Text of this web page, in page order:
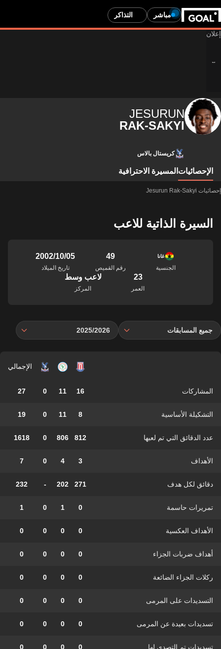
مباشر التذاكر
JESURUN
RAK-SAKYI
كريستال بالاس
الإحصائيات المسيرة الاحترافية
إحصائيات Jesurun Rak-Sakyi
السيرة الذاتية للاعب
غانا
الجنسية
49
رقم القميص
05‏/10‏/2002
تاريخ الميلاد
23
العمر
لاعب وسط
المركز
جميع المسابقات 2025/2026
الإجمالي
المشاركات 16
11
0
27
التشكيلة الأساسية 8
11
0
19
عدد الدقائق التي تم لعبها 812
806
0
1618
الأهداف 3
4
0
7
دقائق لكل هدف 271
202
-
232
تمريرات حاسمة 0
1
0
1
الأهداف العكسية 0
0
0
0
أهداف ضربات الجزاء 0
0
0
0
ركلات الجزاء الضائعة 0
0
0
0
التسديدات على المرمى 0
0
0
0
تسديدات بعيدة عن المرمى 0
0
0
0
تسديدات تم التصدي لها 0
0
0
0